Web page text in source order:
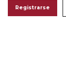
Registrarse